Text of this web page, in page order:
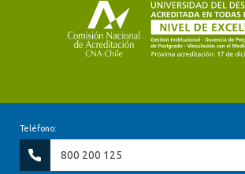
Teléfono:
800 200 125